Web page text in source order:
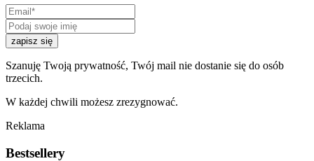
zapisz się
Szanuję Twoją prywatność, Twój mail nie dostanie się do osób
trzecich.
W każdej chwili możesz zrezygnować.
Reklama
Bestsellery